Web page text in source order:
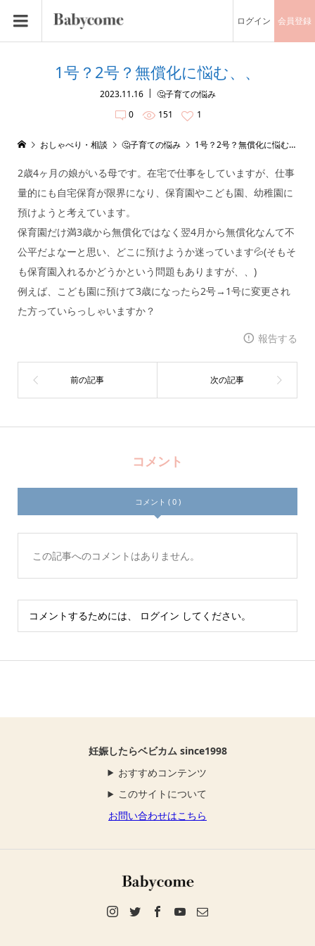
ログイン 会員登録
1号？2号？無償化に悩む、、
2023.11.16
🤔子育ての悩み
0
151 1
おしゃべり・相談 🤔子育ての悩み 1号？2号？無償化に悩む、、
2歳4ヶ月の娘がいる母です。在宅で仕事をしていますが、仕事
量的にも自宅保育が限界になり、保育園やこども園、幼稚園に
預けようと考えています。
保育園だけ満3歳から無償化ではなく翌4月から無償化なんて不
公平だよなーと思い、どこに預けようか迷っています💦(そもそ
も保育園入れるかどうかという問題もありますが、、)
例えば、こども園に預けて3歳になったら2号→1号に変更され
た方っていらっしゃいますか？
報告する
コメント
コメント ( 0 )
この記事へのコメントはありません。
コメントするためには、 ログイン してください。
妊娠したらベビカム since1998
おすすめコンテンツ
このサイトについて
お問い合わせはこちら